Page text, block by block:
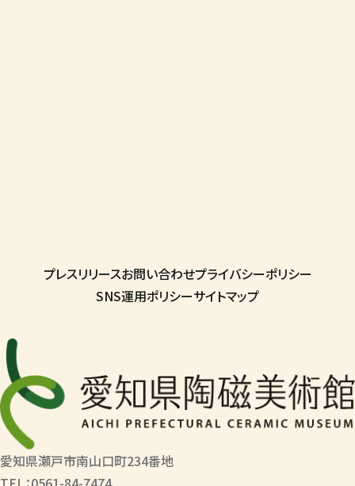
プレスリリースお問い合わせプライバシーポリシー
SNS運用ポリシーサイトマップ
愛知県瀬戸市南山口町234番地